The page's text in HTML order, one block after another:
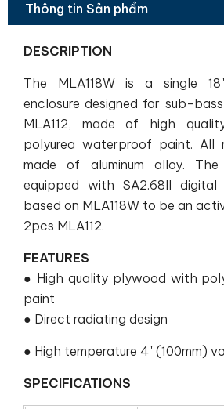
Thông tin Sản phẩm
DESCRIPTION
The MLA118W is a single
enclosure designed for sub-
MLA112, made of high
polyurea waterproof paint. All
made of aluminum alloy. The
equipped with SA2.68II digital
based on MLA118W to be an
2pcs MLA112.
FEATURES
● High quality plywood with
paint
● Direct radiating design
● High temperature 4" (100mm)
SPECIFICATIONS